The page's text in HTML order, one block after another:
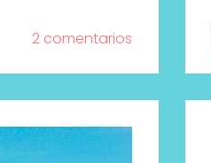
2 comentarios